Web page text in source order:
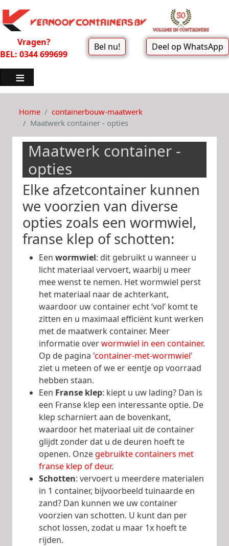
Vragen?
BEL: 0344 699699
Bel nu! Deel op WhatsApp
Home
containerbouw-maatwerk
Maatwerk container - opties
Maatwerk container -
opties
Elke afzetcontainer kunnen
we voorzien van diverse
opties zoals een wormwiel,
franse klep of schotten:
Een wormwiel: dit gebruikt u wanneer u
licht materiaal vervoert, waarbij u meer
mee wenst te nemen. Het wormwiel perst
het materiaal naar de achterkant,
waardoor uw container echt ‘vol’ komt te
zitten en u maximaal efficiënt kunt werken
met de maatwerk container. Meer
informatie overwormwiel in een container.
Op de pagina 'container-met-wormwiel'
ziet u meteen of we er eentje op voorraad
hebben staan.
Een Franse klep: kiept u uw lading? Dan is
een Franse klep een interessante optie. De
klep scharniert aan de bovenkant,
waardoor het materiaal uit de container
glijdt zonder dat u de deuren hoeft te
openen. Onzegebruikte containers met
franse klep of deur.
Schotten: vervoert u meerdere materialen
in 1 container, bijvoorbeeld tuinaarde en
zand? Dan kunnen we uw container
voorzien van schotten. U kunt dan per
schot lossen, zodat u maar 1x hoeft te
rijden.